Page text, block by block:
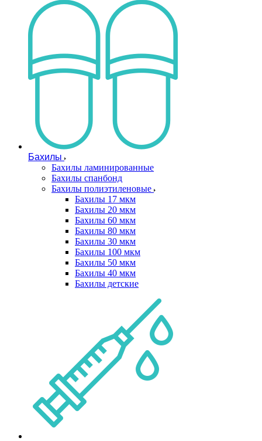
Бахилы
Бахилы ламинированные
Бахилы спанбонд
Бахилы полиэтиленовые
Бахилы 17 мкм
Бахилы 20 мкм
Бахилы 60 мкм
Бахилы 80 мкм
Бахилы 30 мкм
Бахилы 100 мкм
Бахилы 50 мкм
Бахилы 40 мкм
Бахилы детские